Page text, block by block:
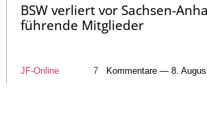
BSW verliert vor Sachsen-
führende Mitglieder
JF-Online 7 Kommentare — 8.